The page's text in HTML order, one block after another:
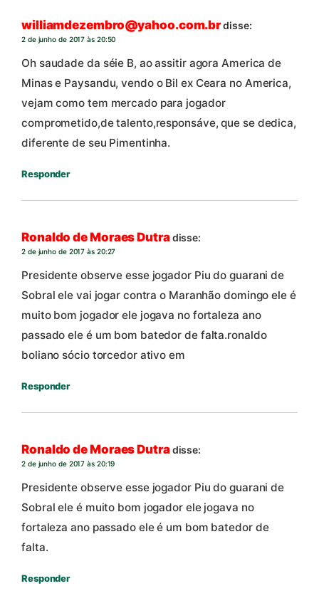
williamdezembro@yahoo.com.brdisse:
2 de junho de 2017 às 20:50
Oh saudade da séie B, ao assitir agora America de
Minas e Paysandu, vendo o Bil ex Ceara no America,
vejam como tem mercado para jogador
comprometido,de talento,responsáve, que se dedica,
diferente de seu Pimentinha.
Responder
Ronaldo de Moraes Dutradisse:
2 de junho de 2017 às 20:27
Presidente observe esse jogador Piu do guarani de
Sobral ele vai jogar contra o Maranhão domingo ele é
muito bom jogador ele jogava no fortaleza ano
passado ele é um bom batedor de falta.ronaldo
boliano sócio torcedor ativo em
Responder
Ronaldo de Moraes Dutradisse:
2 de junho de 2017 às 20:19
Presidente observe esse jogador Piu do guarani de
Sobral ele é muito bom jogador ele jogava no
fortaleza ano passado ele é um bom batedor de
falta.
Responder